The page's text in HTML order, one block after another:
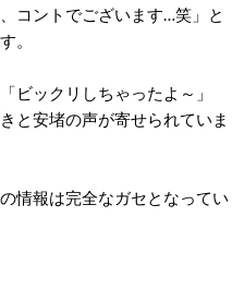
コントでございます…笑」と
。
ビックリしちゃったよ～」
と安堵の声が寄せられていま
情報は完全なガセとなってい